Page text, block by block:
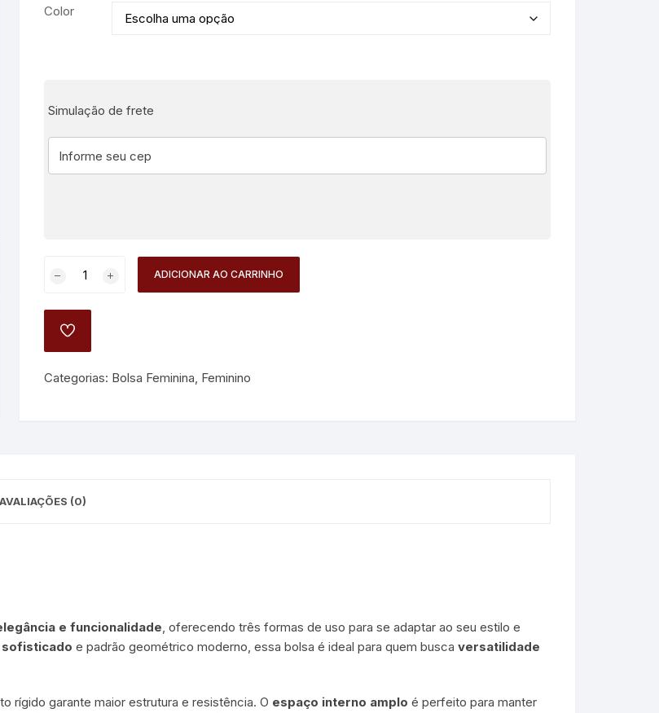
Color
Simulação de frete
Feminina
em
Estilo,
Só
ADICIONAR AO CARRINHO
ADD
TO
Categorias: Bolsa Feminina, Feminino
AVALIAÇÕES (0)
e funcionalidade, oferecendo três formas de uso para se adaptar ao seu estilo e
e padrão geométrico moderno, essa bolsa é ideal para quem busca versatilidade
rígido garante maior estrutura e resistência. O espaço interno amplo é perfeito para manter